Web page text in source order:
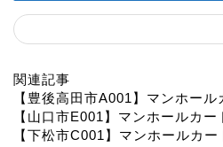
関連記事
【豊後高田市A001】マンホール
【山口市E001】マンホールカー
【下松市C001】マンホールカー